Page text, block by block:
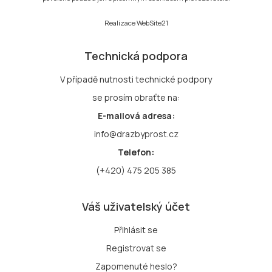
RealizaceWebSite21
Technická podpora
V případě nutnosti technické podpory
se prosím obraťte na:
E-mailová adresa:
info@drazbyprost.cz
Telefon:
(+420) 475 205 385
Váš uživatelský účet
Přihlásit se
Registrovat se
Zapomenuté heslo?